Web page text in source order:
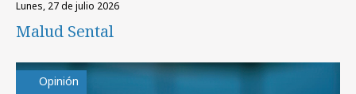
lunes, 27 de julio 2026
Malud Sental
Opinión